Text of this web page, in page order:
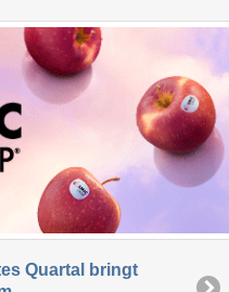
Quartal bringt